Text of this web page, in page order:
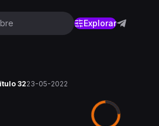
Explorar
3223-05-2022